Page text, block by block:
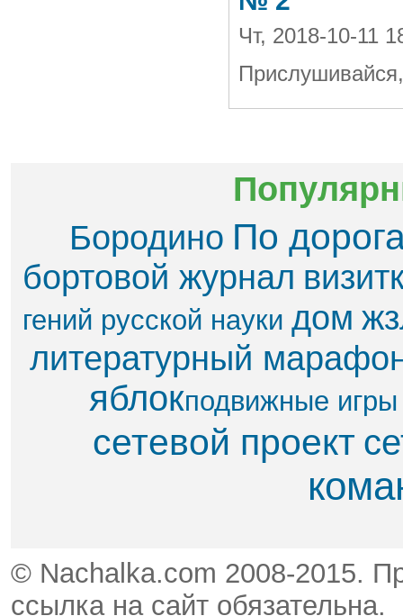
Чт, 2018-10-11
Бородино По
бортовой журнал
гений русской науки дом
литературный
яблок​подвижные игры
сетевой проект
© Nachalka.com 2008-2015.
ссылка на сайт обязательна.